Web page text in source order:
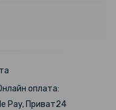
оплата:
Pay, Приват24